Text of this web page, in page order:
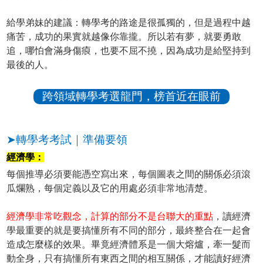
給學弟妹的建議：轉學考的路途是很孤獨的，但是過程中越
痛苦，成功的果實就越像你靠攏。所以若有夢，就要勇敢
追，哪怕會滿身傷㾗，也要不屈不撓，因為成功是給堅持到
最後的人。
跨領域轉學考選龍門，榜首近在眼前
➤轉學考考試｜準備要領
經濟學：
每個推導必須要能憑空寫出來，每個圖表之間的關係必須滾
瓜爛熟，每個定義以及它的用處必須非常地清楚。
經濟學非常吃觀念，計算的部分不是台聯大的重點 ，讀經濟
學最重要的就是要搞懂所有不同的部分，最終整合在一起會
造成怎麼樣的效果。畢竟經濟體系是一個大熔爐，牽一髮而
動全身，只有搞懂所有東西之間的相互關係，才能讀好經濟